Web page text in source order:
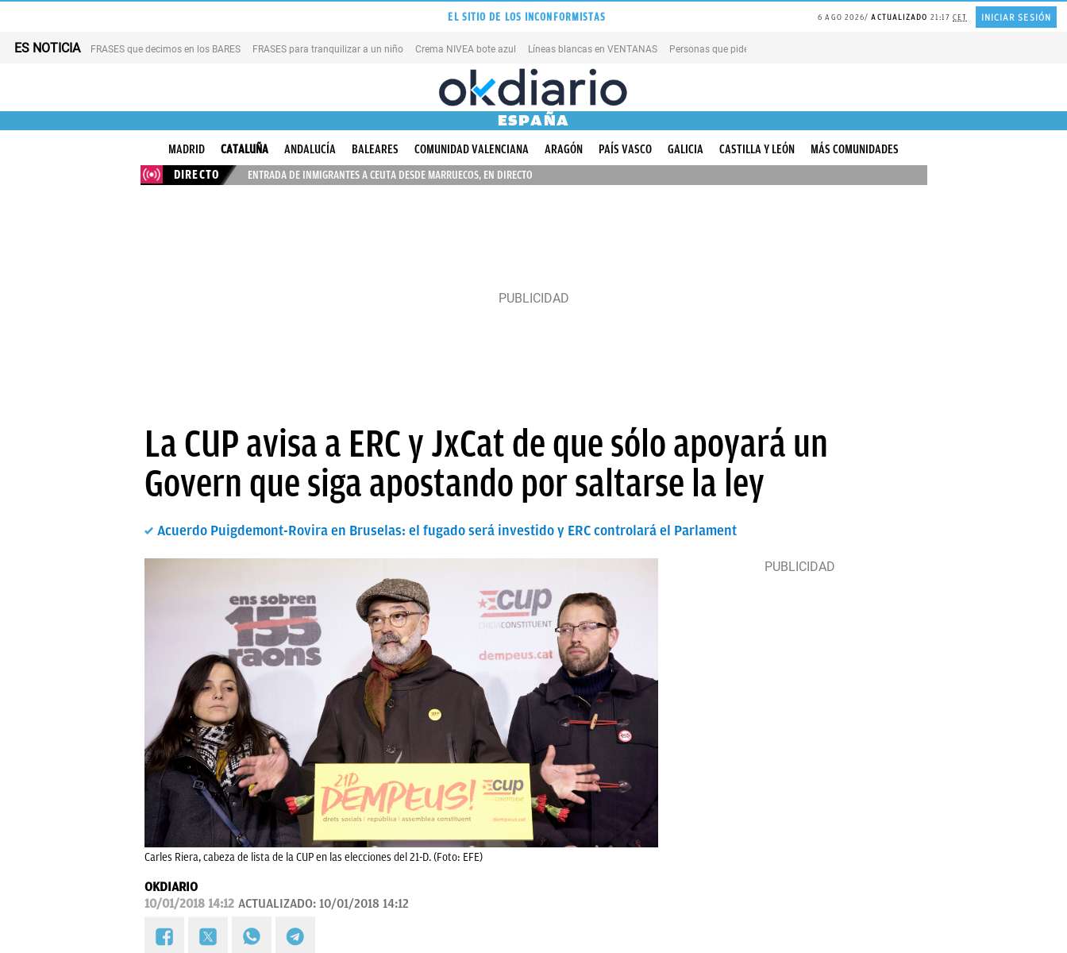
EL SITIO DE LOS INCONFORMISTAS 6 AGO 2026 ACTUALIZADO 21:17CET INICIAR SESIÓN
ES NOTICIA FRASES que decimos en los BARES FRASES para tranquilizar a un niño Crema NIVEA bote azul Líneas blancas en VENTANAS Personas que piden PERDÓN por todo
ESPAÑA
MADRID CATALUÑA ANDALUCÍA BALEARES COMUNIDAD VALENCIANA ARAGÓN PAÍS VASCO GALICIA CASTILLA Y LEÓN
MÁS COMUNIDADES
DIRECTO
ENTRADA DE INMIGRANTES A CEUTA DESDE MARRUECOS, EN DIRECTO
La CUP avisa a ERC y JxCat de que sólo apoyará un
Govern que siga apostando por saltarse la ley
Acuerdo Puigdemont-Rovira en Bruselas: el fugado será investido y ERC controlará el Parlament
Carles Riera, cabeza de lista de la CUP en las elecciones del 21-D. (Foto: EFE)
OKDIARIO
10/01/2018 14:12 ACTUALIZADO: 10/01/2018 14:12